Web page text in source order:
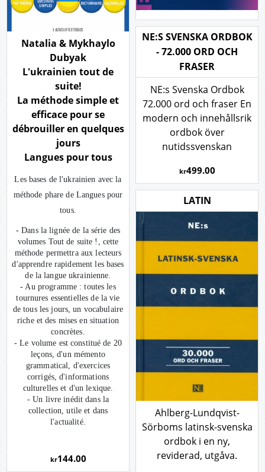
Natalia & Mykhaylo
Dubyak
L'ukrainien tout de
suite!
La méthode simple et
efficace pour se
débrouiller en quelques
jours
Langues pour tous
Les bases de l'ukrainien avec la
méthode phare de Langues pour
tous.
- Dans la lignée de la série des
volumes Tout de suite !, cette
méthode permettra aux lecteurs
d'apprendre rapidement les bases
de la langue ukrainienne.
- Au programme : toutes les
tournures essentielles de la vie
de tous les jours, un vocabulaire
riche et des mises en situation
concrètes.
- Le volume est constitué de 20
leçons, d'un mémento
grammatical, d'exercices
corrigés, d'informations
culturelles et d'un lexique.
- Un livre inédit dans la
collection, utile et dans
l'actualité.
kr144.00
NE:S SVENSKA ORDBOK
- 72.000 ORD OCH
FRASER
NE:s Svenska Ordbok
72.000 ord och fraser En
modern och innehållsrik
ordbok över
nutidssvenskan
kr499.00
LATIN
Ahlberg-Lundqvist-
Sörboms latinsk-svenska
ordbok i en ny,
reviderad, utgåva.